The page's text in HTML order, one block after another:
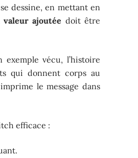
se dessine, en mettant en
valeur ajoutée doit être
vécu, l’histoire
qui donnent corps au
le message dans
efficace :